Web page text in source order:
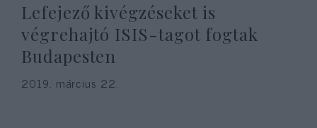
Lefejező kivégzéseket is
végrehajtó ISIS-tagot fogtak
Budapesten
2019. március 22.